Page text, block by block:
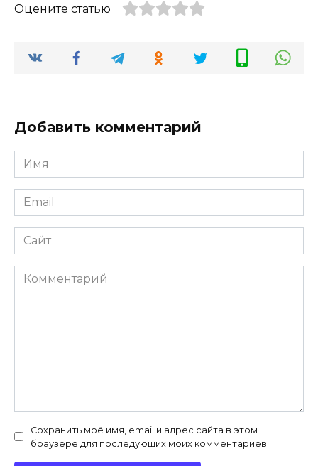
Оцените статью
Добавить комментарий
Имя
*
Email
*
Сайт
Комментарий
Сохранить моё имя, email и адрес сайта в этом
браузере для последующих моих комментариев.